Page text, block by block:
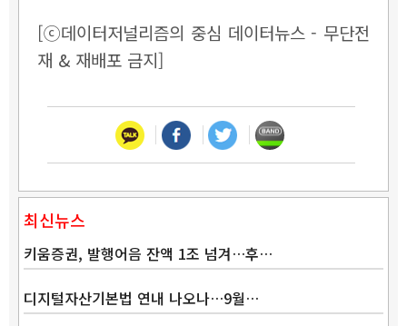
[ⓒ데이터저널리즘의 중심 데이터뉴스 - 무단전
재 & 재배포 금지]
최신뉴스
키움증권, 발행어음 잔액 1조 넘겨…후…
디지털자산기본법 연내 나오나…9월…